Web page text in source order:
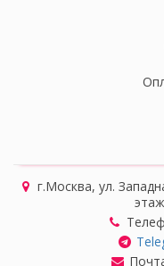
г.Москва, ул.